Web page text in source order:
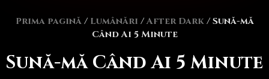
Prima pagină/ Lumânări /After Dark/ Sună-mă
Când Ai 5 Minute
Sună-mă Când Ai 5 Minute